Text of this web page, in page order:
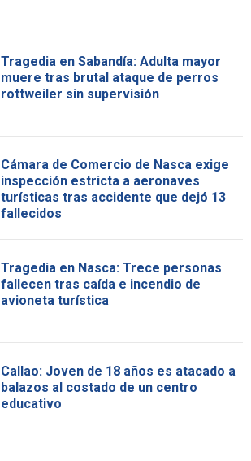
Tragedia en Sabandía: Adulta mayor
muere tras brutal ataque de perros
rottweiler sin supervisión
Cámara de Comercio de Nasca exige
inspección estricta a aeronaves
turísticas tras accidente que dejó 13
fallecidos
Tragedia en Nasca: Trece personas
fallecen tras caída e incendio de
avioneta turística
Callao: Joven de 18 años es atacado a
balazos al costado de un centro
educativo